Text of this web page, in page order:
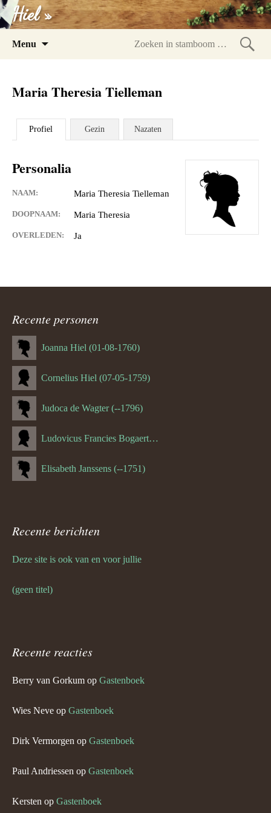
Hiel »
Menu
Maria Theresia Tielleman
Profiel Gezin Nazaten
Personalia
NAAM: Maria Theresia Tielleman
DOOPNAAM: Maria Theresia
OVERLEDEN: Ja
Recente personen
Joanna Hiel (01-08-1760)
Cornelius Hiel (07-05-1759)
Judoca de Wagter (--1796)
Ludovicus Francies Bogaert (--1825)
Elisabeth Janssens (--1751)
Recente berichten
Deze site is ook van en voor jullie
(geen titel)
Recente reacties
Berry van Gorkum op Gastenboek
Wies Neve op Gastenboek
Dirk Vermorgen op Gastenboek
Paul Andriessen op Gastenboek
Kersten op Gastenboek